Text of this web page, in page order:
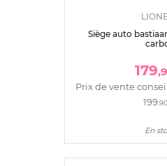
Siège auto
179
Prix de vente
199
En